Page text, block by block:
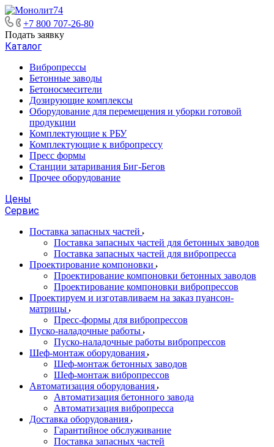
+7 800 707-26-80
Подать заявку
Каталог
Вибропрессы
Бетонные заводы
Бетоносмесители
Дозирующие комплексы
Оборудование для перемещения и уборки готовой
продукции
Комплектующие к РБУ
Комплектующие к вибропрессу
Пресс формы
Станции затаривания Биг-Бегов
Прочее оборудование
Цены
Сервис
Поставка запасных частей
Поставка запасных частей для бетонных заводов
Поставка запасных частей для вибропресса
Проектирование компоновки
Проектирование компоновки бетонных заводов
Проектирование компоновки вибропрессов
Проектируем и изготавливаем на заказ пуансон-
матрицы
Пресс-формы для вибропрессов
Пуско-наладочные работы
Пуско-наладочные работы вибропрессов
Шеф-монтаж оборудования
Шеф-монтаж бетонных заводов
Шеф-монтаж вибропрессов
Автоматизация оборудования
Автоматизация бетонного завода
Автоматизация вибропресса
Доставка оборудования
Гарантийное обслуживание
Поставка запасных частей